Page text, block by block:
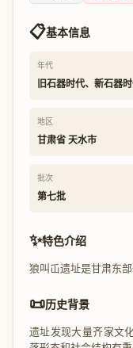
📋基本信息
年代
旧石器时代、新石器
地区
甘肃省 天水市
批次
第七批
✨特色介绍
狼叫屲遗址是甘肃东
📜历史背景
遗址发现大量齐家文